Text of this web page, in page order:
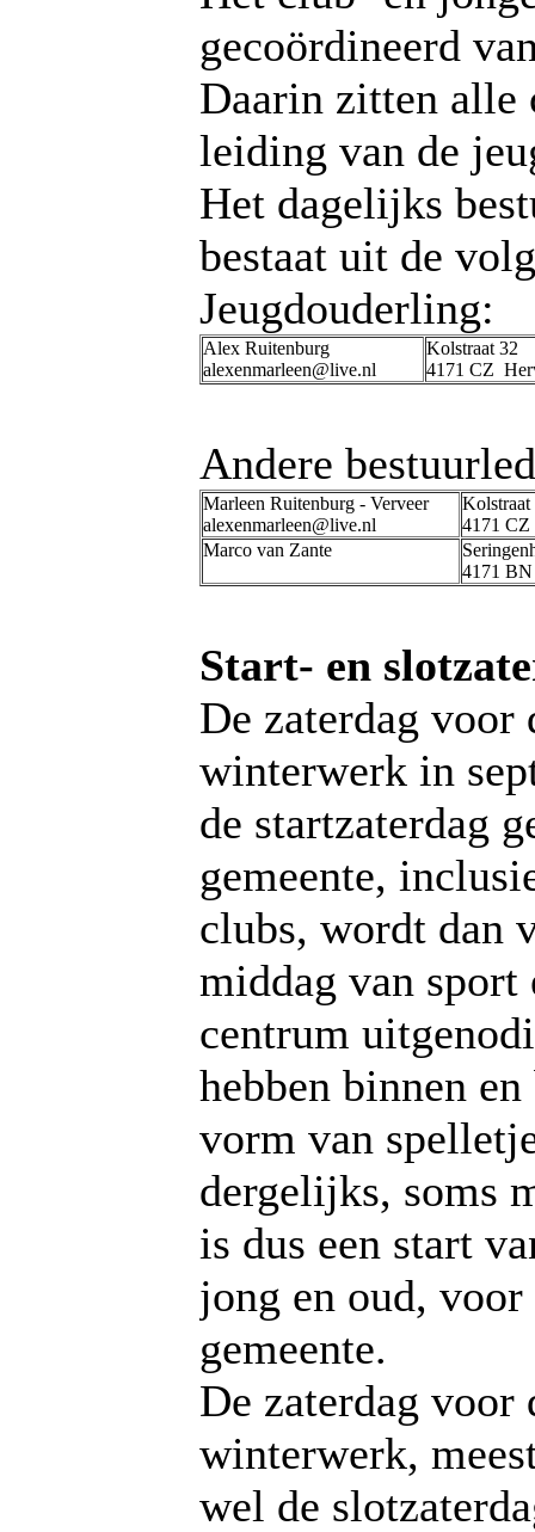
gecoördineerd
Daarin zitten alle
leiding van de
Het dagelijks
bestaat uit de
Jeugdouderling:
Alex Ruitenburg
alexenmarleen@live.nl
Kolstraat 32
4171 CZ
Andere
Marleen Ruitenburg - Verveer
alexenmarleen@live.nl
Kolstraat
4171
Marco van Zante
4171
Start- en
De zaterdag voor
winterwerk in
de startzaterdag
gemeente,
clubs, wordt dan
middag van
centrum
hebben binnen
vorm van
dergelijks, soms
is dus een start
jong en oud, voor
gemeente.
De zaterdag
winterwerk,
wel de